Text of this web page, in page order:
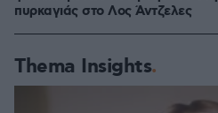
πυρκαγιάς στο Λος Άντζελες
Thema Insights